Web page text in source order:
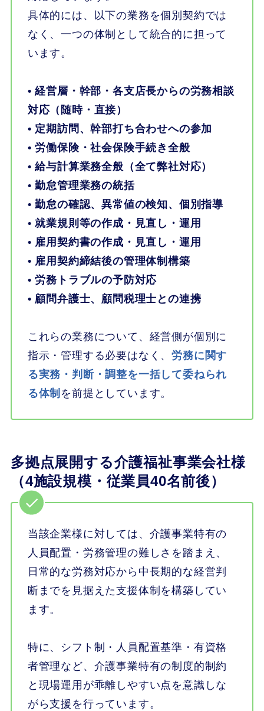
具体的には、以下の業務を個別契約では
なく、一つの体制として統合的に担って
います。
• 経営層・幹部・各支店長からの労務相談
対応（随時・直接）
• 定期訪問、幹部打ち合わせへの参加
• 労働保険・社会保険手続き全般
• 給与計算業務全般（全て弊社対応）
•勤怠管理業務の統括
• 勤怠の確認、異常値の検知、個別指導
• 就業規則等の作成・見直し・運用
• 雇用契約書の作成・見直し・運用
• 雇用契約締結後の管理体制構築
• 労務トラブルの予防対応
• 顧問弁護士、顧問税理士との連携
これらの業務について、経営側が個別に
指示・管理する必要はなく、労務に関す
る実務・判断・調整を一括して委ねられ
る体制 を前提としています。
多拠点展開する介護福祉事業会社様
（4施設規模・従業員40名前後）
当該企業様に対しては、介護事業特有の
人員配置・労務管理の難しさを踏まえ、
日常的な労務対応から中長期的な経営判
断までを見据えた支援体制を構築してい
ます。
特に、シフト制・人員配置基準・有資格
者管理など、介護事業特有の制度的制約
と現場運用が乖離しやすい点を意識しな
がら支援を行っています。